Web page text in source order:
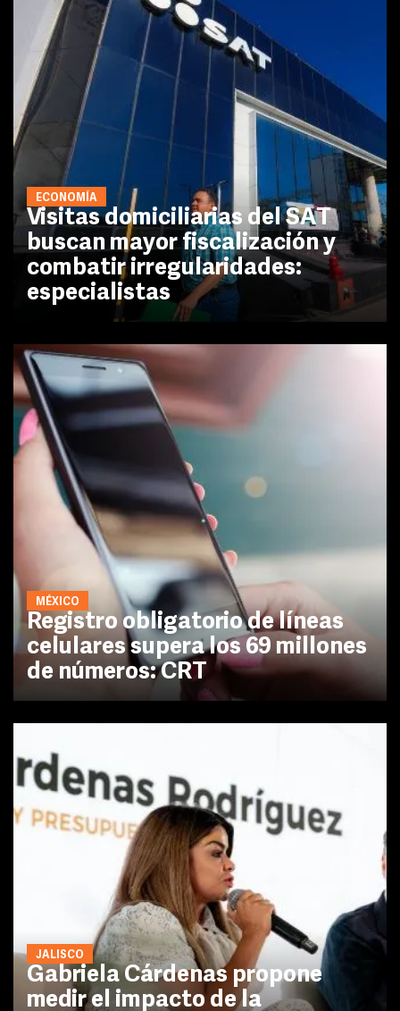
ECONOMÍA
Visitas domiciliarias del SAT
buscan mayor fiscalización y
combatir irregularidades:
especialistas
MÉXICO
Registro obligatorio de líneas
celulares supera los 69 millones
de números: CRT
JALISCO
Gabriela Cárdenas propone
medir el impacto de la